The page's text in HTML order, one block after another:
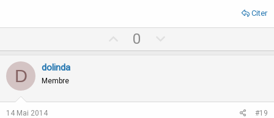
Citer
p
0
o
D dolinda
Membre
14 Mai 2014 #19